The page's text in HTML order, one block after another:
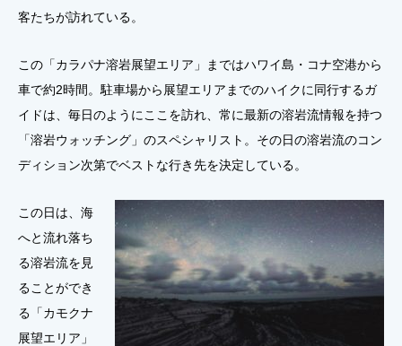
客たちが訪れている。
この「カラパナ溶岩展望エリア」まではハワイ島・コナ空港から
車で約2時間。駐車場から展望エリアまでのハイクに同行するガ
イドは、毎日のようにここを訪れ、常に最新の溶岩流情報を持つ
「溶岩ウォッチング」のスペシャリスト。その日の溶岩流のコン
ディション次第でベストな行き先を決定している。
この日は、海
へと流れ落ち
る溶岩流を見
ることができ
る「カモクナ
展望エリア」